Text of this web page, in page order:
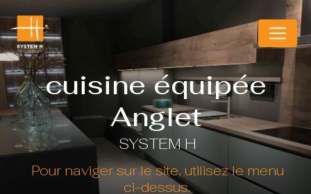
cuisine équipée
Anglet
SYSTEM H
Panneau de gestion des cookies